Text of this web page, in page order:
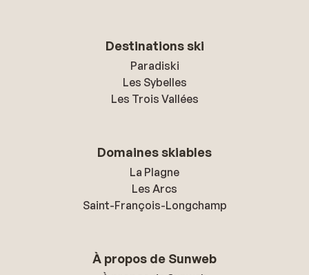
Destinations ski
Paradiski
Les Sybelles
Les Trois Vallées
Domaines skiables
La Plagne
Les Arcs
Saint-François-Longchamp
À propos de Sunweb